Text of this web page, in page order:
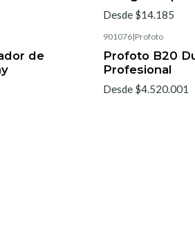
Desde $14.185
de
901076|Profoto
Profoto B20
Profesional
Desde $4.520.001